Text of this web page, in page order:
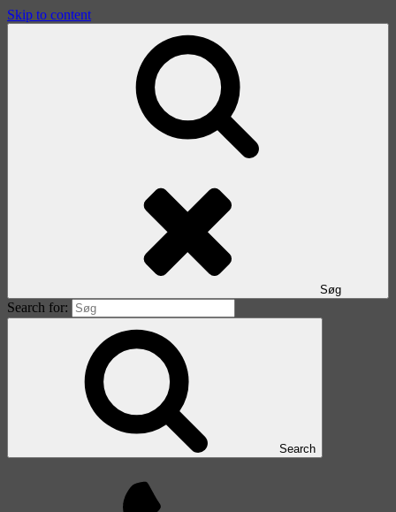
Skip to content
Søg
Search for:
Search